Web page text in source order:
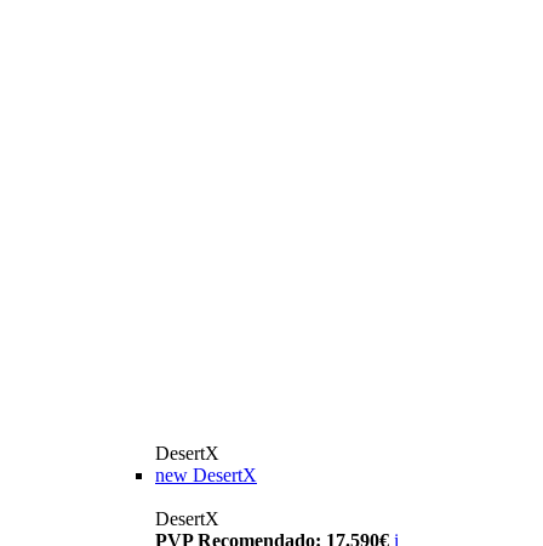
DesertX
new DesertX
DesertX
PVP Recomendado: 17.590€ i